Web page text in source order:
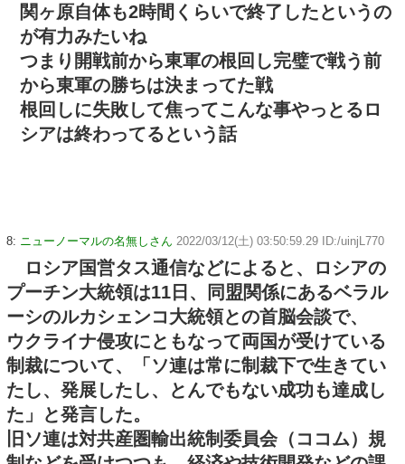
関ヶ原自体も2時間くらいで終了したというの
が有力みたいね
つまり開戦前から東軍の根回し完璧で戦う前
から東軍の勝ちは決まってた戦
根回しに失敗して焦ってこんな事やっとるロ
シアは終わってるという話
8: ニューノーマルの名無しさん 2022/03/12(土) 03:50:59.29 ID:/uinjL770
ロシア国営タス通信などによると、ロシアの
プーチン大統領は11日、同盟関係にあるベラル
ーシのルカシェンコ大統領との首脳会談で、
ウクライナ侵攻にともなって両国が受けている
制裁について、「ソ連は常に制裁下で生きてい
たし、発展したし、とんでもない成功も達成し
た」と発言した。
旧ソ連は対共産圏輸出統制委員会（ココム）規